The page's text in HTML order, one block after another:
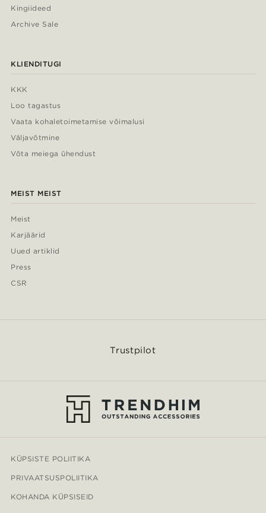
Kingiideed
Archive Sale
KLIENDITUGI
KKK
Loo tagastus
Vaata kohaletoimetamise võimalusi
Väljavõtmine
Võta meiega ühendust
MEIST MEIST
Meist
Karjäärid
Uued artiklid
Press
CSR
Trustpilot
KÜPSISTE POLIITIKA
PRIVAATSUSPOLIITIKA
KOHANDA KÜPSISEID